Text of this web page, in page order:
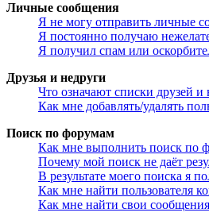
Личные сообщения
Я не могу отправить личные
Я постоянно получаю
Я получил спам или
Друзья и недруги
Что означают списки друзей и
Как мне добавлять/удалять
Поиск по форумам
Как мне выполнить поиск по
Почему мой поиск не даёт
В результате моего поиска я
Как мне найти пользователя
Как мне найти свои